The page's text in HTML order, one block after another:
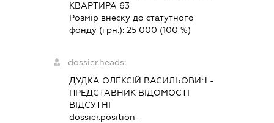
КВАРТИРА 63
Розмір внеску до статутного
фонду (грн.): 25 000 (100 %)
dossier.heads:
ДУДКА ОЛЕКСІЙ ВАСИЛЬОВИЧ -
ПРЕДСТАВНИКВІДОМОСТІ
ВІДСУТНІ
dossier.position -